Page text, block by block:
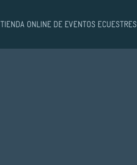
TIENDA ONLINE DE EVENTOS ECUESTRES